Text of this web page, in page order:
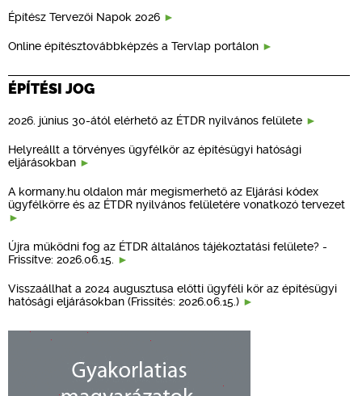
Építész Tervezői Napok 2026
Online építésztovábbképzés a Tervlap portálon
ÉPÍTÉSI JOG
2026. június 30-ától elérhető az ÉTDR nyilvános felülete
Helyreállt a törvényes ügyfélkör az építésügyi hatósági
eljárásokban
A kormany.hu oldalon már megismerhető az Eljárási kódex
ügyfélkörre és az ÉTDR nyilvános felületére vonatkozó tervezet
Újra működni fog az ÉTDR általános tájékoztatási felülete? -
Frissítve: 2026.06.15.
Visszaállhat a 2024 augusztusa előtti ügyféli kör az építésügyi
hatósági eljárásokban (Frissítés: 2026.06.15.)